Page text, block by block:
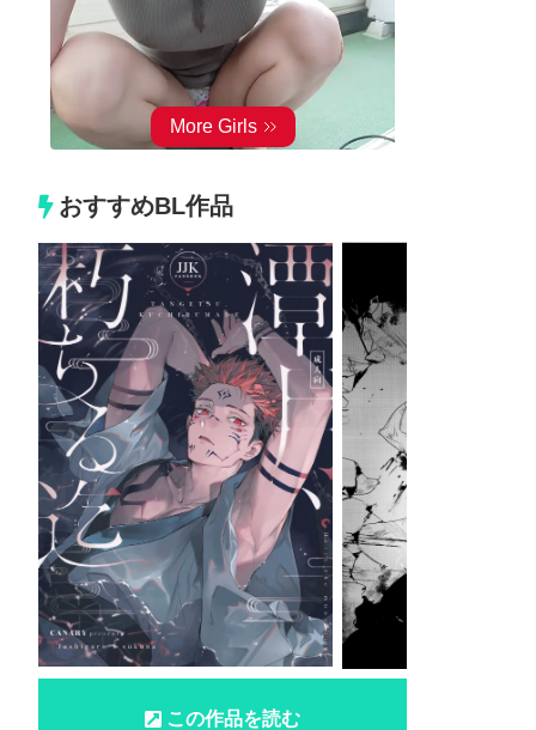
おすすめBL作品
この作品を読む